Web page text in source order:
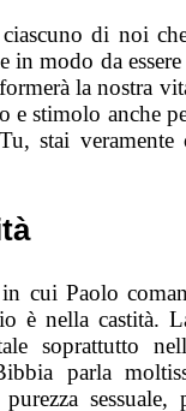
di noi
in modo da
la nostra
e stimolo anche
stai veramente
cui Paolo
è nella castità.
soprattutto
parla